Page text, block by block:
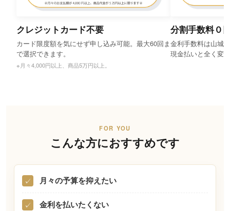
クレジットカード不要
カード限度額を気にせず申し込み可能。最大60回ま
で選択できます。
※月々4,000円以上、商品5万円以上。
分割手数料０
金利手数料は山城
現金払いと全く変
FOR YOU
こんな方におすすめです
✓ 月々の予算を抑えたい
✓ 金利を払いたくない